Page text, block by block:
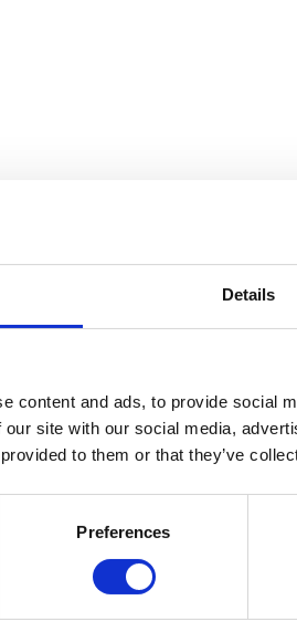
Details
content and ads, to provide social
our site with our social media,
to them or that they’ve
Preferences
Fallen Sie mit